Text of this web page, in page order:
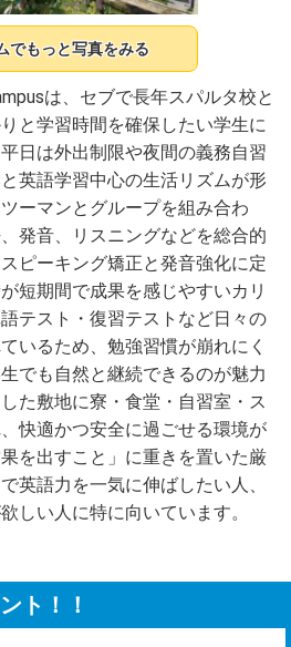
でもっと写真をみる
は、セブで長年スパルタ校と
と学習時間を確保したい学生に
日は外出制限や夜間の義務自習
英語学習中心の生活リズムが形
ーマンとグループを組み合わ
発音、リスニングなどを総合的
ピーキング矯正と発音強化に定
短期間で成果を感じやすいカリ
テスト・復習テストなど日々の
いるため、勉強習慣が崩れにく
でも自然と継続できるのが魅力
た敷地に寮・食堂・自習室・ス
快適かつ安全に過ごせる環境が
を出すこと」に重きを置いた厳
英語力を一気に伸ばしたい人、
しい人に特に向いています。
ト！！